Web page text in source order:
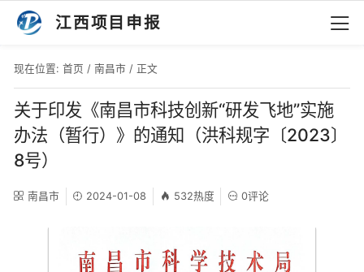
江西项目申报
现在位置: 首页 / 南昌市 / 正文
关于印发《南昌市科技创新“研发飞地”实施
办法（暂行）》的通知（洪科规字〔2023〕
8号）
南昌市 2024-01-08 532热度 0评论